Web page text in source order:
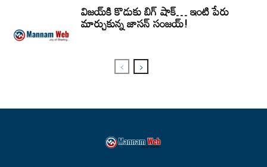
విజయ్‌కి కొడుకు బిగ్ షాక్… ఇంటి పేరు
మార్చుకున్న జాసన్ సంజయ్!